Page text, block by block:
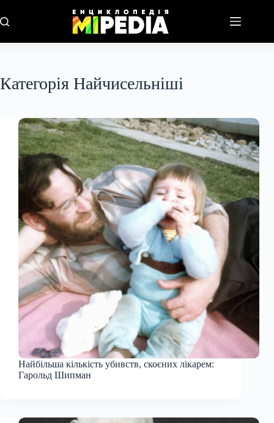
до
вмісту
Категорія Найчисельніші
Найбільша кількість убивств, скоєних лікарем:
Гарольд Шипман